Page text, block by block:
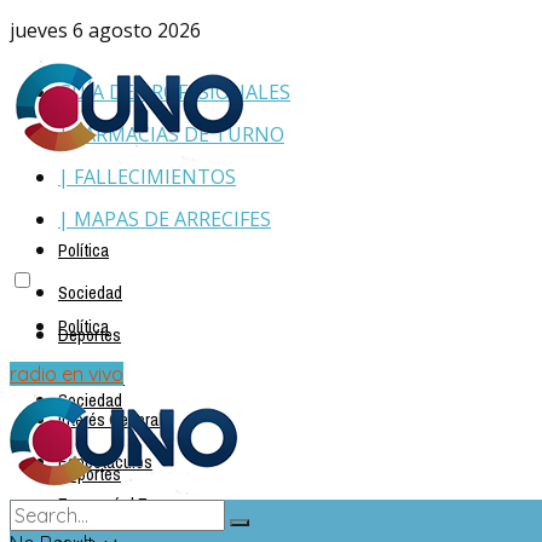
jueves 6 agosto 2026
GUÍA DE PROFESIONALES
| FARMACIAS DE TURNO
| FALLECIMIENTOS
| MAPAS DE ARRECIFES
Política
Sociedad
Deportes
Policiales
Interés General
Espectáculos
Economía | Empresas
Política
Sociedad
Deportes
radio en vivo